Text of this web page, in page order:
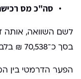
סה"כ מס רכישה:
לשם השוואה, אותה
בסך כ־70,538 ₪ בלבד.
הפער הדרמטי בין